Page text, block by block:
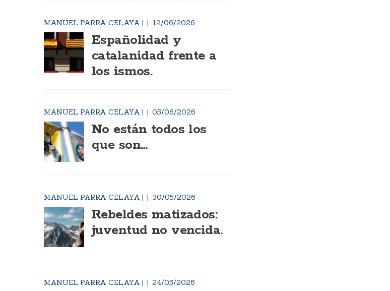
MANUEL PARRA CELAYA | 12/06/2026
Españolidad y
catalanidad frente a
los ismos.
MANUEL PARRA CELAYA | 05/06/2026
No están todos los
que son…
MANUEL PARRA CELAYA | 30/05/2026
Rebeldes matizados:
juventud no vencida.
MANUEL PARRA CELAYA | 24/05/2026